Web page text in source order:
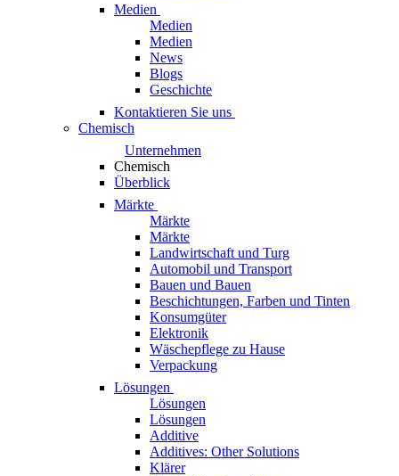
Medien
Medien
Medien
News
Blogs
Geschichte
Kontaktieren Sie uns
Chemisch
Unternehmen
Chemisch
Überblick
Märkte
Märkte
Märkte
Landwirtschaft und Turg
Automobil und Transport
Bauen und Bauen
Beschichtungen, Farben und Tinten
Konsumgüter
Elektronik
Wäschepflege zu Hause
Verpackung
Lösungen
Lösungen
Lösungen
Additive
Additives: Other Solutions
Klärer